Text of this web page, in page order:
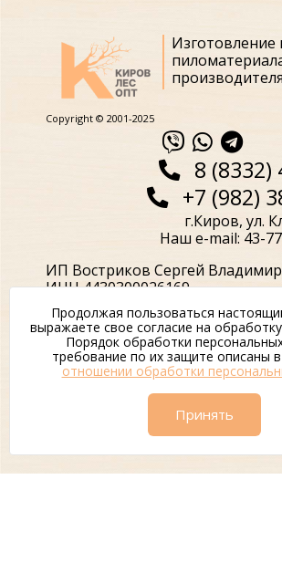
Copyright © 2001-2025
Изготовление
производителя
8 (8332)
+7 (982)
г.Киров, ул.
Наш e-mail: 43-
ИП Востриков Сергей
ИНН 4430300026169
Отправляя любую форму на
политикой
конфиденциальностиданного
Продолжая пользоваться
выражаете свое согласие на
Порядок обработки
требование по их защите описаны в
отношении обработки
Принять